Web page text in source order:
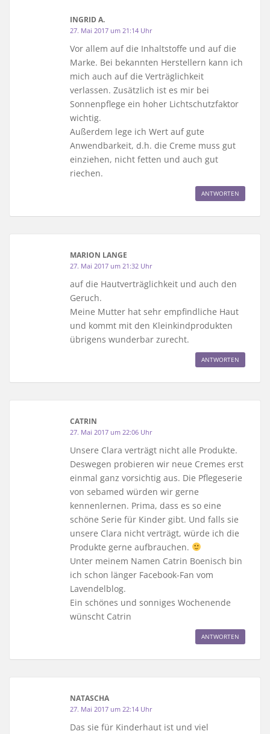
INGRID A.
27. Mai 2017 um 21:14 Uhr
Vor allem auf die Inhaltstoffe und auf die
Marke. Bei bekannten Herstellern kann ich
mich auch auf die Verträglichkeit
verlassen. Zusätzlich ist es mir bei
Sonnenpflege ein hoher Lichtschutzfaktor
wichtig.
Außerdem lege ich Wert auf gute
Anwendbarkeit, d.h. die Creme muss gut
einziehen, nicht fetten und auch gut
riechen.
ANTWORTEN
MARION LANGE
27. Mai 2017 um 21:32 Uhr
auf die Hautverträglichkeit und auch den
Geruch.
Meine Mutter hat sehr empfindliche Haut
und kommt mit den Kleinkindprodukten
übrigens wunderbar zurecht.
ANTWORTEN
CATRIN
27. Mai 2017 um 22:06 Uhr
Unsere Clara verträgt nicht alle Produkte.
Deswegen probieren wir neue Cremes erst
einmal ganz vorsichtig aus. Die Pflegeserie
von sebamed würden wir gerne
kennenlernen. Prima, dass es so eine
schöne Serie für Kinder gibt. Und falls sie
unsere Clara nicht verträgt, würde ich die
Produkte gerne aufbrauchen.
Unter meinem Namen Catrin Boenisch bin
ich schon länger Facebook-Fan vom
Lavendelblog.
Ein schönes und sonniges Wochenende
wünscht Catrin
ANTWORTEN
NATASCHA
27. Mai 2017 um 22:14 Uhr
Das sie für Kinderhaut ist und viel